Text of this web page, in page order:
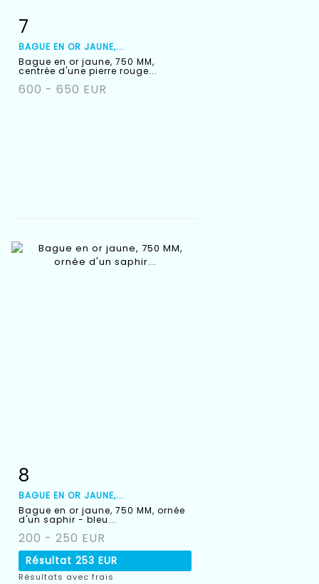
Fiche détaillée
7
BAGUE EN OR JAUNE,...
Bague en or jaune, 750 MM,
centrée d'une pierre rouge...
600 - 650 EUR
Fiche détaillée
8
BAGUE EN OR JAUNE,...
Bague en or jaune, 750 MM, ornée
d'un saphir - bleu...
200 - 250 EUR
Résultat 253 EUR
Résultats avec frais